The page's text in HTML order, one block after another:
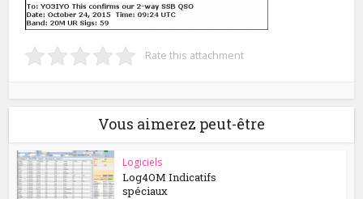
Rate this attachment
Vous aimerez peut-être
Logiciels
Log4OM Indicatifs
spéciaux